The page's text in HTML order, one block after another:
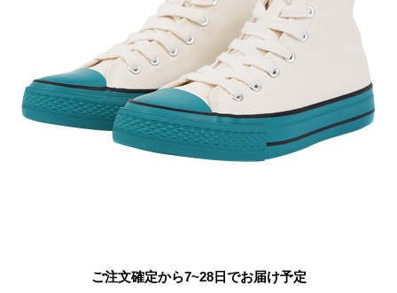
ご注文確定から7~28日でお届け予定